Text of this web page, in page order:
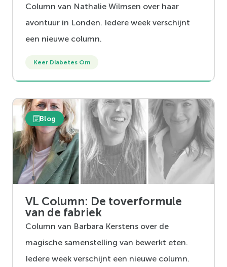
Column van Nathalie Wilmsen over haar
avontuur in Londen. Iedere week verschijnt
een nieuwe column.
Keer Diabetes Om
Blog
VL Column: De toverformule
van de fabriek
Column van Barbara Kerstens over de
magische samenstelling van bewerkt eten.
Iedere week verschijnt een nieuwe column.